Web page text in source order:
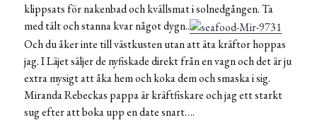
klippsats för nakenbad och kvällsmat i solnedgången. Ta
med tält och stanna kvar något dygn..
Och du åker inte till västkusten utan att äta kräftor hoppas
jag. I Läjet säljer de nyfiskade direkt från en vagn och det är ju
extra mysigt att åka hem och koka dem och smaska i sig.
Miranda Rebeckas pappa är kräftfiskare och jag ett starkt
sug efter att boka upp en date snart….